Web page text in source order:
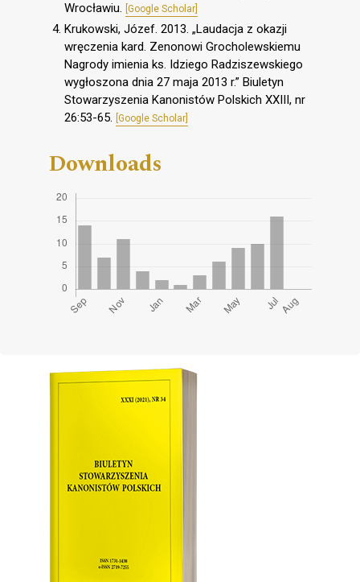
Wrocławiu. [Google Scholar]
Krukowski, Józef. 2013. „Laudacja z okazji
wręczenia kard. Zenonowi Grocholewskiemu
Nagrody imienia ks. Idziego Radziszewskiego
wygłoszona dnia 27 maja 2013 r.” Biuletyn
Stowarzyszenia Kanonistów Polskich XXIII, nr
26:53-65. [Google Scholar]
Downloads
Cover image